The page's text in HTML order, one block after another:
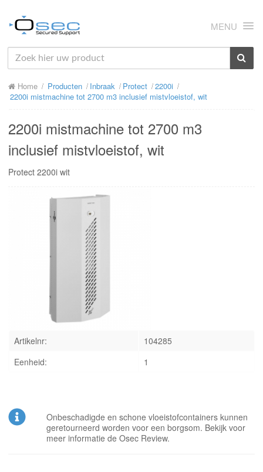
MENU
HOME
OVER ONS
MIJN OSEC
Home Producten Inbraak Protect
2200i
2200i mistmachine tot 2700 m3 inclusief mistvloeistof, wit
2200i mistmachine tot 2700 m3
inclusief mistvloeistof, wit
Protect 2200i wit
Artikelnr:
104285
Eenheid:
1
Onbeschadigde en schone vloeistofcontainers kunnen
geretourneerd worden voor een borgsom. Bekijk voor
meer informatie de Osec Review.